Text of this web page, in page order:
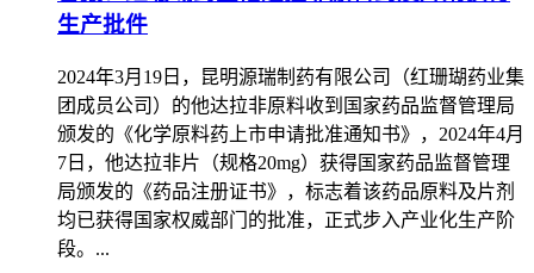
生产批件
2024年3月19日，昆明源瑞制药有限公司（红珊瑚药业集
团成员公司）的他达拉非原料收到国家药品监督管理局
颁发的《化学原料药上市申请批准通知书》，2024年4月
7日，他达拉非片（规格20mg）获得国家药品监督管理
局颁发的《药品注册证书》，标志着该药品原料及片剂
均已获得国家权威部门的批准，正式步入产业化生产阶
段。...